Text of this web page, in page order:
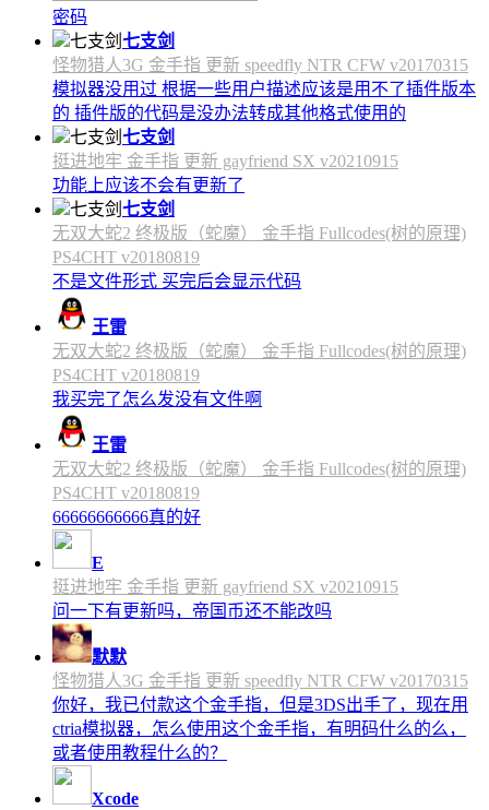
密码
七支剑
怪物猎人3G 金手指 更新 speedfly NTR CFW v20170315
模拟器没用过 根据一些用户描述应该是用不了插件版本
的 插件版的代码是没办法转成其他格式使用的
七支剑
挺进地牢 金手指 更新 gayfriend SX v20210915
功能上应该不会有更新了
七支剑
无双大蛇2 终极版（蛇魔） 金手指 Fullcodes(树的原理)
PS4CHT v20180819
不是文件形式 买完后会显示代码
王雷
无双大蛇2 终极版（蛇魔） 金手指 Fullcodes(树的原理)
PS4CHT v20180819
我买完了怎么发没有文件啊
王雷
无双大蛇2 终极版（蛇魔） 金手指 Fullcodes(树的原理)
PS4CHT v20180819
66666666666真的好
E
挺进地牢 金手指 更新 gayfriend SX v20210915
问一下有更新吗，帝国币还不能改吗
默默
怪物猎人3G 金手指 更新 speedfly NTR CFW v20170315
你好，我已付款这个金手指，但是3DS出手了，现在用
ctria模拟器，怎么使用这个金手指，有明码什么的么，
或者使用教程什么的？
Xcode